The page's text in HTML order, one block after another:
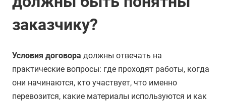
заказчику?
Условия договора должны отвечать на
практические вопросы: где проходят работы, когда
они начинаются, кто участвует, что именно
перевозится, какие материалы используются и как